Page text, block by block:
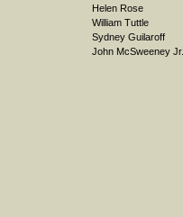
Helen Rose
William Tuttle
Sydney Guilaroff
John McSweeney Jr.